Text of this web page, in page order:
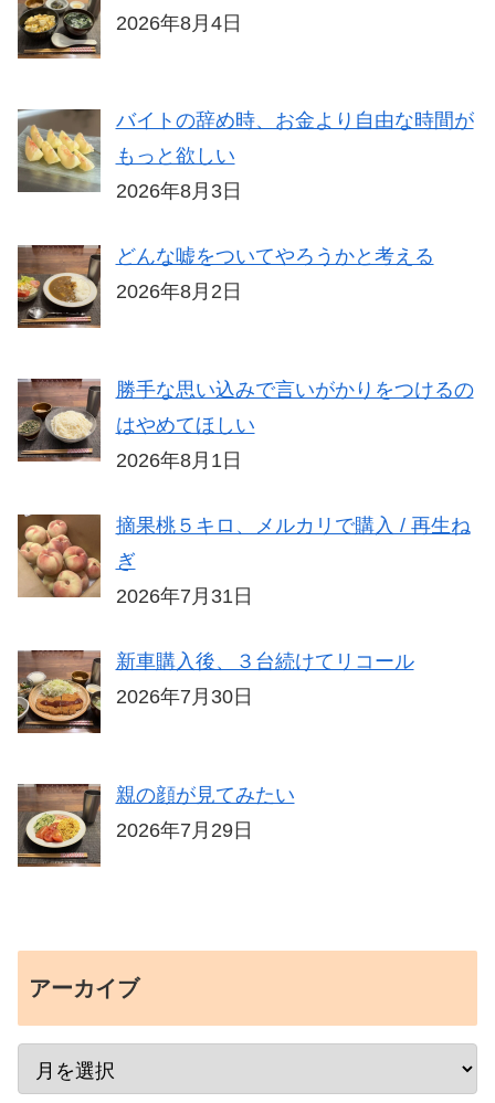
2026年8月4日
バイトの辞め時、お金より自由な時間が
もっと欲しい
2026年8月3日
どんな嘘をついてやろうかと考える
2026年8月2日
勝手な思い込みで言いがかりをつけるの
はやめてほしい
2026年8月1日
摘果桃５キロ、メルカリで購入 / 再生ね
ぎ
2026年7月31日
新車購入後、３台続けてリコール
2026年7月30日
親の顔が見てみたい
2026年7月29日
アーカイブ